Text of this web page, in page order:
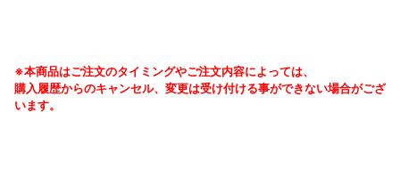
※本商品はご注文のタイミングやご注文内容によっては、
購入履歴からのキャンセル、変更は受け付ける事ができない場合がござ
います。